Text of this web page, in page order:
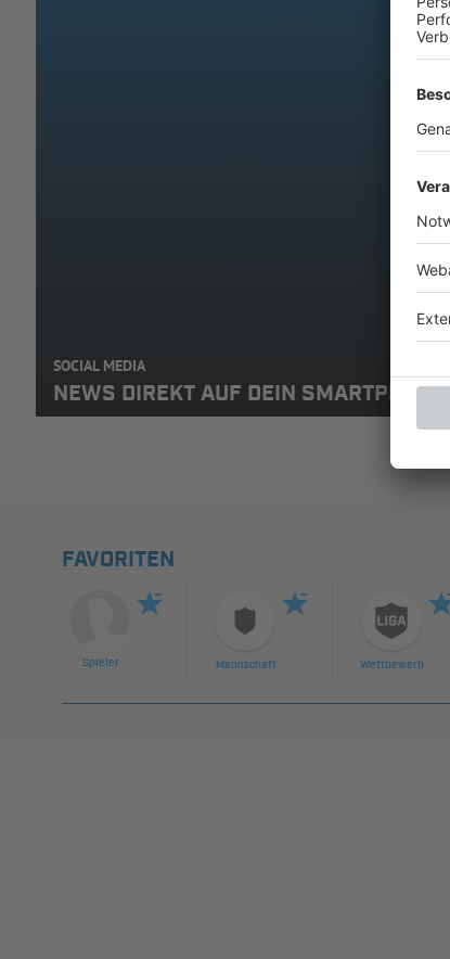
SOCIAL MEDIA
NEWS DIREKT AUF DEIN
FAVORITEN
Spieler Mannschaft Wettbewerb